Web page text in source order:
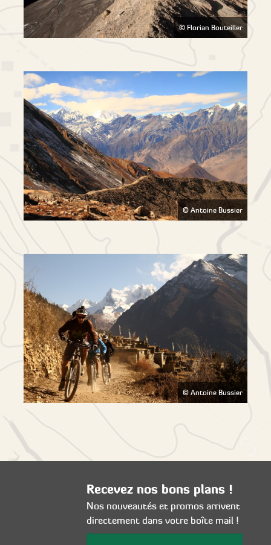
© Florian Bouteiller
© Antoine Bussier
© Antoine Bussier
Recevez nos bons plans !
Nos nouveautés et promos arrivent
directement dans votre boîte mail !